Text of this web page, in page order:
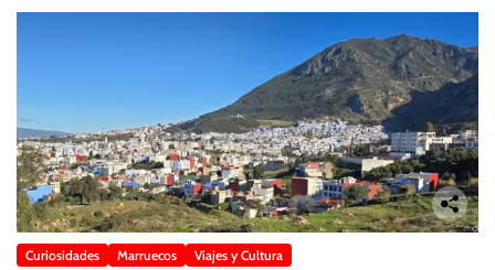
Curiosidades Marruecos Viajes y Cultura